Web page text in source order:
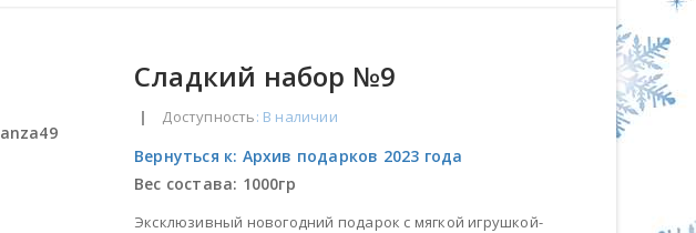
Сладкий набор №9
| Доступность: В наличии
Вернуться к: Архив подарков 2023 года
Вес состава: 1000гр
Эксклюзивный новогодний подарок с мягкой игрушкой-